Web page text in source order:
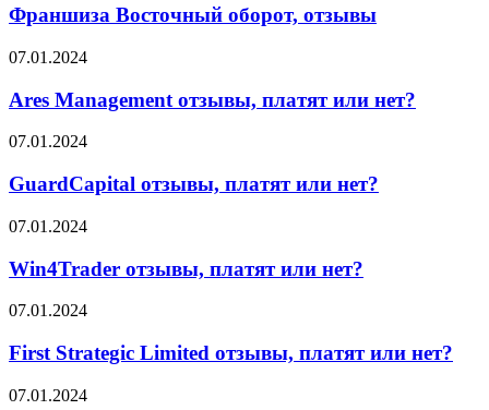
оборот,
отзывы
Франшиза Восточный оборот, отзывы
Ares
отзывы,
платят
или
07.01.2024
Ares Management отзывы, платят или нет?
GuardCapital
платят
или
нет?
07.01.2024
GuardCapital отзывы, платят или нет?
Win4Trader
платят
или
нет?
07.01.2024
Win4Trader отзывы, платят или нет?
First
Limited
отзывы,
платят
07.01.2024
First Strategic Limited отзывы, платят или нет?
Accuindex
07.01.2024